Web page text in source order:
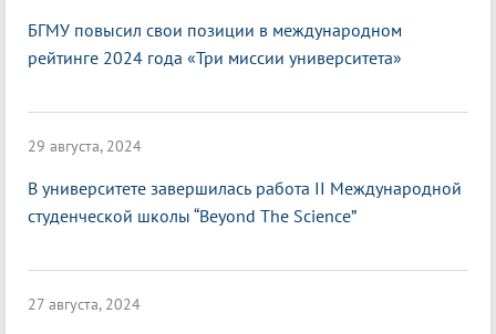
БГМУ повысил свои позиции в международном
рейтинге 2024 года «Три миссии университета»
29 августа, 2024
В университете завершилась работа II Международной
студенческой школы “Beyond The Science”
27 августа, 2024